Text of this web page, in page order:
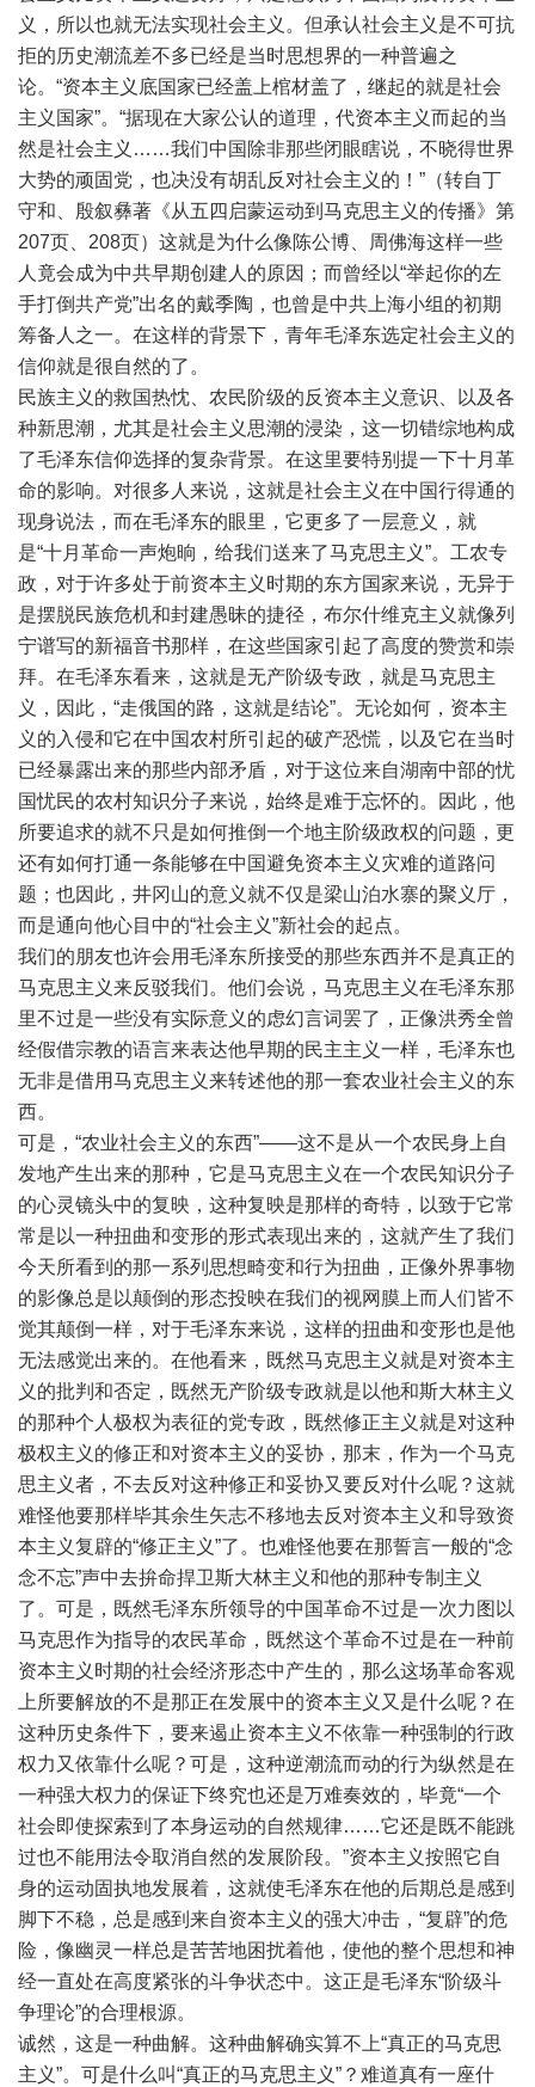
义，所以也就无法实现社会主义。但承认社会主义是不可抗
拒的历史潮流差不多已经是当时思想界的一种普遍之
论。“资本主义底国家已经盖上棺材盖了，继起的就是社会
主义国家”。“据现在大家公认的道理，代资本主义而起的当
然是社会主义……我们中国除非那些闭眼瞎说，不晓得世界
大势的顽固党，也决没有胡乱反对社会主义的！”（转自丁
守和、殷叙彝著《从五四启蒙运动到马克思主义的传播》第
207页、208页）这就是为什么像陈公博、周佛海这样一些
人竟会成为中共早期创建人的原因；而曾经以“举起你的左
手打倒共产党”出名的戴季陶，也曾是中共上海小组的初期
筹备人之一。在这样的背景下，青年毛泽东选定社会主义的
信仰就是很自然的了。
民族主义的救国热忱、农民阶级的反资本主义意识、以及各
种新思潮，尤其是社会主义思潮的浸染，这一切错综地构成
了毛泽东信仰选择的复杂背景。在这里要特别提一下十月革
命的影响。对很多人来说，这就是社会主义在中国行得通的
现身说法，而在毛泽东的眼里，它更多了一层意义，就
是“十月革命一声炮晌，给我们送来了马克思主义”。工农专
政，对于许多处于前资本主义时期的东方国家来说，无异于
是摆脱民族危机和封建愚昧的捷径，布尔什维克主义就像列
宁谱写的新福音书那样，在这些国家引起了高度的赞赏和崇
拜。在毛泽东看来，这就是无产阶级专政，就是马克思主
义，因此，“走俄国的路，这就是结论”。无论如何，资本主
义的入侵和它在中国农村所引起的破产恐慌，以及它在当时
已经暴露出来的那些内部矛盾，对于这位来自湖南中部的忧
国忧民的农村知识分子来说，始终是难于忘怀的。因此，他
所要追求的就不只是如何推倒一个地主阶级政权的问题，更
还有如何打通一条能够在中国避免资本主义灾难的道路问
题；也因此，井冈山的意义就不仅是梁山泊水寨的聚义厅，
而是通向他心目中的“社会主义”新社会的起点。
我们的朋友也许会用毛泽东所接受的那些东西并不是真正的
马克思主义来反驳我们。他们会说，马克思主义在毛泽东那
里不过是一些没有实际意义的虑幻言词罢了，正像洪秀全曾
经假借宗教的语言来表达他早期的民主主义一样，毛泽东也
无非是借用马克思主义来转述他的那一套农业社会主义的东
西。
可是，“农业社会主义的东西”——这不是从一个农民身上自
发地产生出来的那种，它是马克思主义在一个农民知识分子
的心灵镜头中的复映，这种复映是那样的奇特，以致于它常
常是以一种扭曲和变形的形式表现出来的，这就产生了我们
今天所看到的那一系列思想畸变和行为扭曲，正像外界事物
的影像总是以颠倒的形态投映在我们的视网膜上而人们皆不
觉其颠倒一样，对于毛泽东来说，这样的扭曲和变形也是他
无法感觉出来的。在他看来，既然马克思主义就是对资本主
义的批判和否定，既然无产阶级专政就是以他和斯大林主义
的那种个人极权为表征的党专政，既然修正主义就是对这种
极权主义的修正和对资本主义的妥协，那末，作为一个马克
思主义者，不去反对这种修正和妥协又要反对什么呢？这就
难怪他要那样毕其余生矢志不移地去反对资本主义和导致资
本主义复辟的“修正主义”了。也难怪他要在那誓言一般的“念
念不忘”声中去拚命捍卫斯大林主义和他的那种专制主义
了。可是，既然毛泽东所领导的中国革命不过是一次力图以
马克思作为指导的农民革命，既然这个革命不过是在一种前
资本主义时期的社会经济形态中产生的，那么这场革命客观
上所要解放的不是那正在发展中的资本主义又是什么呢？在
这种历史条件下，要来遏止资本主义不依靠一种强制的行政
权力又依靠什么呢？可是，这种逆潮流而动的行为纵然是在
一种强大权力的保证下终究也还是万难奏效的，毕竟“一个
社会即使探索到了本身运动的自然规律……它还是既不能跳
过也不能用法令取消自然的发展阶段。”资本主义按照它自
身的运动固执地发展着，这就使毛泽东在他的后期总是感到
脚下不稳，总是感到来自资本主义的强大冲击，“复辟”的危
险，像幽灵一样总是苦苦地困扰着他，使他的整个思想和神
经一直处在高度紧张的斗争状态中。这正是毛泽东“阶级斗
争理论”的合理根源。
诚然，这是一种曲解。这种曲解确实算不上“真正的马克思
主义”。可是什么叫“真正的马克思主义”？难道真有一座什